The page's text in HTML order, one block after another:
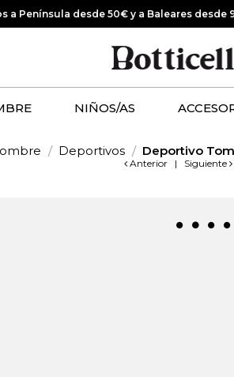
a Península desde 50€ y a Baleares desde
NIÑOS/AS
Deportivos Deportivo
Anterior | Siguiente